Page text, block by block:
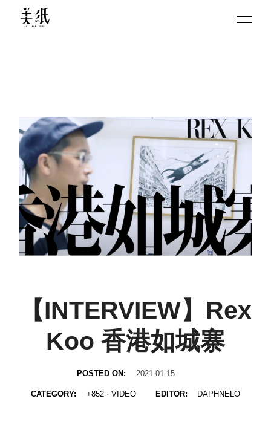
【INTERVIEW】Rex
Koo 香港如城寨
POSTED ON: 2021-01-15
CATEGORY: +852· VIDEO EDITOR: DAPHNELO